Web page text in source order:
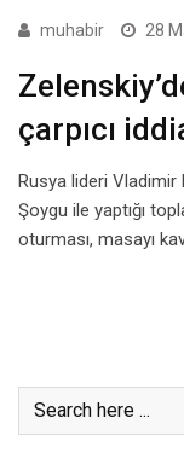
muhabir 28
çarpıcı
Rusya lideri Vladimir
Şoygu ile yaptığı
oturması, masayı